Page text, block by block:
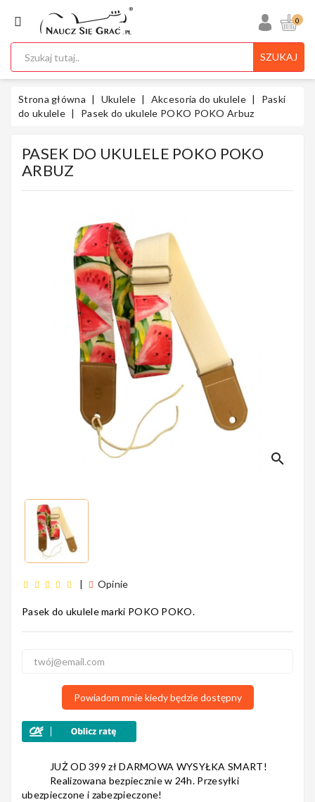
KATEGORIA
Ukulele
Gitary
Smyczkowe
Instrumenty
Nagłośnienie
Akcesoria
0
SZUKAJ
Strona główna Ukulele Akcesoria do ukulele
Paski
do ukulele
Pasek do ukulele POKO POKO Arbuz
PASEK DO UKULELE POKO POKO
ARBUZ
search
| Opinie
5 1
4 0
2
Pasek do ukulele marki POKO POKO.
Powiadom mnie kiedy będzie dostępny
JUŻ OD 399 zł DARMOWA WYSYŁKA SMART!
Realizowana bezpiecznie w 24h. Przesyłki
ubezpieczone i zabezpieczone!